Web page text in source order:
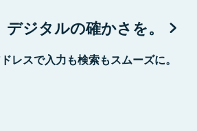
デジタルの確かさを。
レスで入力も検索もスムーズに。